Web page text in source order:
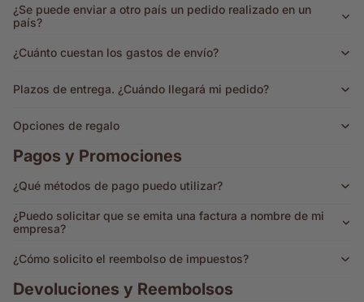
¿Se puede enviar a otro país un pedido realizado en un
país?
¿Cuánto cuestan los gastos de envío?
Plazos de entrega. ¿Cuándo llegará mi pedido?
Opciones de regalo
Pagos y Promociones
¿Qué métodos de pago puedo utilizar?
¿Puedo solicitar que se emita una factura a nombre de mi
empresa?
¿Cómo solicito el reembolso de impuestos?
Devoluciones y Reembolsos